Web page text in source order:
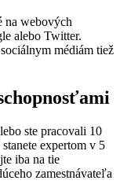
na webových
alebo Twitter.
médiám tiež
ste pracovali 10
expertom v 5
iba na tie
zamestnávateľa